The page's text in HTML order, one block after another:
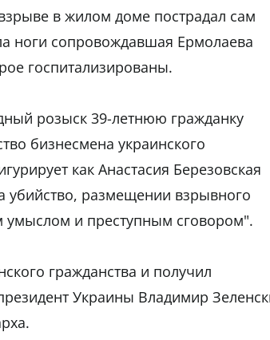
в жилом доме пострадал сам
ноги сопровождавшая Ермолаева
госпитализированы.
розыск 39-летнюю гражданку
бизнесмена украинского
как Анастасия Березовская
убийство, размещении взрывного
умыслом и преступным сговором".
гражданства и получил
Украины Владимир